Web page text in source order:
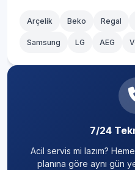
Arçelik Beko Regal
Samsung LG AEG
7/24
Acil servis mi lazım?
planına göre aynı gün